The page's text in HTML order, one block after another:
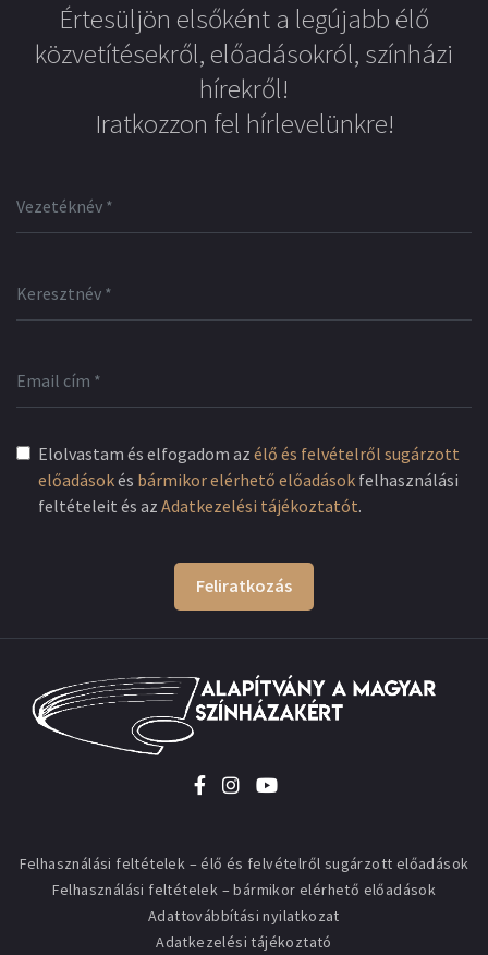
Értesüljön elsőként a legújabb élő
közvetítésekről, előadásokról, színházi
hírekről!
Iratkozzon fel hírlevelünkre!
Elolvastam és elfogadom az élő és felvételről sugárzott
előadásokés bármikor elérhető előadások felhasználási
feltételeit és az Adatkezelési tájékoztatót.
Feliratkozás
Felhasználási feltételek – élő és felvételről sugárzott előadások
Felhasználási feltételek – bármikor elérhető előadások
Adattovábbítási nyilatkozat
Adatkezelési tájékoztató